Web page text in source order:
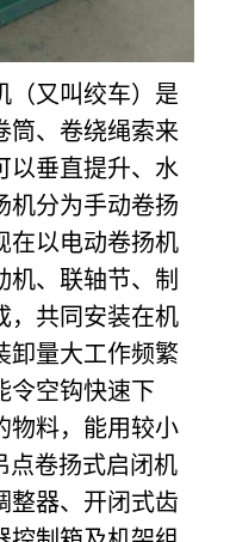
（又叫绞车）是
筒、卷绕绳索来
以垂直提升、水
机分为手动卷扬
在以电动卷扬机
机、联轴节、制
，共同安装在机
卸量大工作频繁
令空钩快速下
物料，能用较小
点卷扬式启闭机
整器、开闭式齿